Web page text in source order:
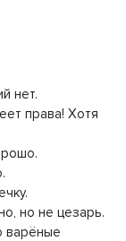
нет.
права! Хотя
но не цезарь.
варёные